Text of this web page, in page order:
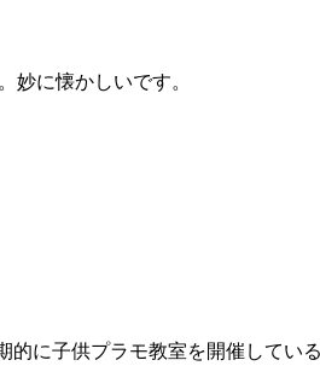
妙に懐かしいです。
に子供プラモ教室を開催してい